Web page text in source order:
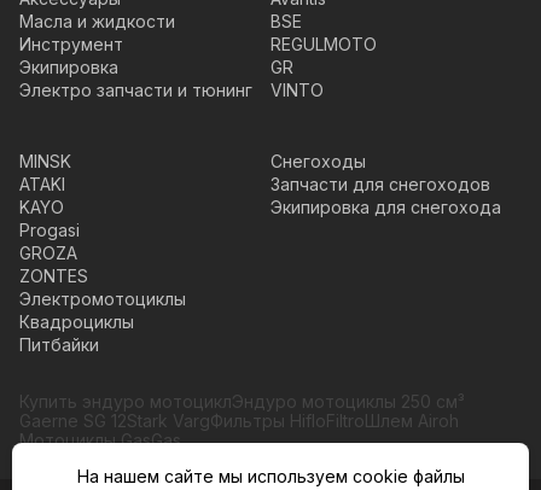
Масла и жидкости
Инструмент
Экипировка
Электро запчасти и тюнинг
BSE
REGULMOTO
GR
VINTO
MINSK
ATAKI
KAYO
Progasi
GROZA
ZONTES
Электромотоциклы
Квадроциклы
Питбайки
Снегоходы
Запчасти для снегоходов
Экипировка для снегохода
Купить эндуро мотоциклЭндуро мотоциклы 250 см³
Gaerne SG 12Stark VargФильтры HifloFiltroШлем Airoh
Мотоциклы GasGas
На нашем сайте мы используем cookie файлы